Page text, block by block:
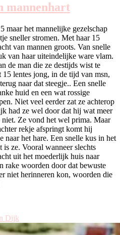
mannenhart
maar het mannelijke gezelschap
sneller stromen. Met haar 15
van mannen groots. Van snelle
van haar uiteindelijke ware vlam.
de man die ze destijds wist te
lentes jong, in de tijd van msn,
naar dat steegje.. Een snelle
huid en een wat rossige
Niet veel eerder zat ze achterop
had ze wel door dat hij wat meer
Ze vond het wel prima. Maar
rekje afspringt komt hij
naar het hare. Een snelle kus in het
ze. Vooral wanneer slechts
uit het moederlijk huis naar
rake woorden door dat bewuste
niet herinneren kon, woorden die
Dijk